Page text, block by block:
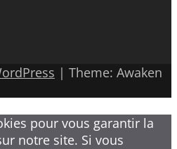
| Theme: Awaken
pour vous garantir la
notre site. Si vous